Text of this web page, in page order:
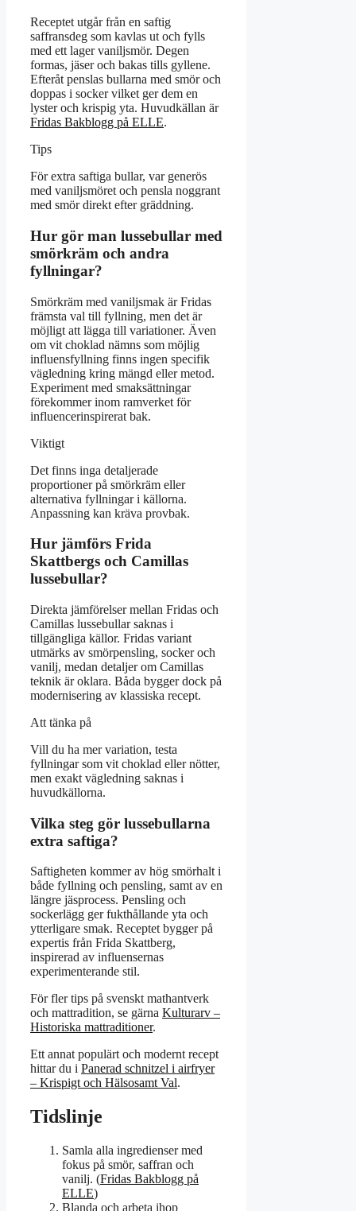
Receptet utgår från en saftig
saffransdeg som kavlas ut och fylls
med ett lager vaniljsmör. Degen
formas, jäser och bakas tills gyllene.
Efteråt penslas bullarna med smör och
doppas i socker vilket ger dem en
lyster och krispig yta. Huvudkällan är
Fridas Bakblogg på ELLE.
Tips
För extra saftiga bullar, var generös
med vaniljsmöret och pensla noggrant
med smör direkt efter gräddning.
Hur gör man lussebullar med
smörkräm och andra
fyllningar?
Smörkräm med vaniljsmak är Fridas
främsta val till fyllning, men det är
möjligt att lägga till variationer. Även
om vit choklad nämns som möjlig
influensfyllning finns ingen specifik
vägledning kring mängd eller metod.
Experiment med smaksättningar
förekommer inom ramverket för
influencerinspirerat bak.
Viktigt
Det finns inga detaljerade
proportioner på smörkräm eller
alternativa fyllningar i källorna.
Anpassning kan kräva provbak.
Hur jämförs Frida
Skattbergs och Camillas
lussebullar?
Direkta jämförelser mellan Fridas och
Camillas lussebullar saknas i
tillgängliga källor. Fridas variant
utmärks av smörpensling, socker och
vanilj, medan detaljer om Camillas
teknik är oklara. Båda bygger dock på
modernisering av klassiska recept.
Att tänka på
Vill du ha mer variation, testa
fyllningar som vit choklad eller nötter,
men exakt vägledning saknas i
huvudkällorna.
Vilka steg gör lussebullarna
extra saftiga?
Saftigheten kommer av hög smörhalt i
både fyllning och pensling, samt av en
längre jäsprocess. Pensling och
sockerlägg ger fukthållande yta och
ytterligare smak. Receptet bygger på
expertis från Frida Skattberg,
inspirerad av influensernas
experimenterande stil.
För fler tips på svenskt mathantverk
och mattradition, se gärna Kulturarv –
Historiska mattraditioner.
Ett annat populärt och modernt recept
hittar du i Panerad schnitzel i airfryer
– Krispigt och Hälsosamt Val.
Tidslinje
Samla alla ingredienser med
fokus på smör, saffran och
vanilj. (Fridas Bakblogg på
ELLE)
Blanda och arbeta ihop